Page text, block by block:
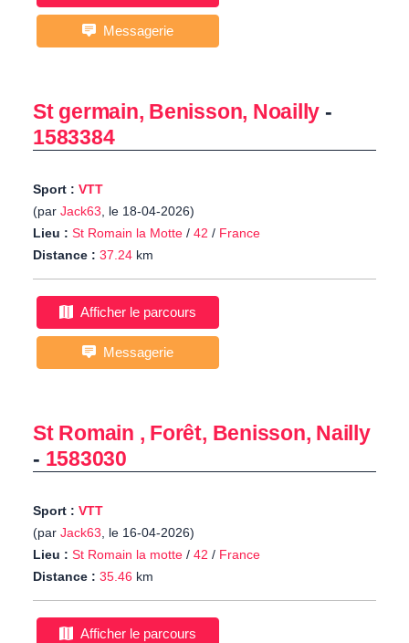
Messagerie
St germain, Benisson, Noailly -
1583384
Sport : VTT
(par Jack63, le 18-04-2026)
Lieu : St Romain la Motte / 42 / France
Distance : 37.24 km
Afficher le parcours
Messagerie
St Romain , Forêt, Benisson, Nailly
- 1583030
Sport : VTT
(par Jack63, le 16-04-2026)
Lieu : St Romain la motte / 42 / France
Distance : 35.46 km
Afficher le parcours